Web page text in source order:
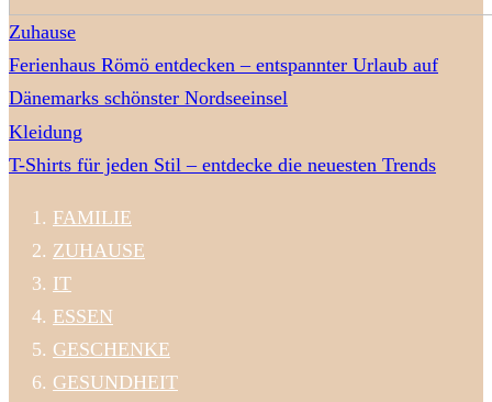
Zuhause
Ferienhaus Römö entdecken – entspannter Urlaub auf
Dänemarks schönster Nordseeinsel
Kleidung
T-Shirts für jeden Stil – entdecke die neuesten Trends
FAMILIE
ZUHAUSE
IT
ESSEN
GESCHENKE
GESUNDHEIT